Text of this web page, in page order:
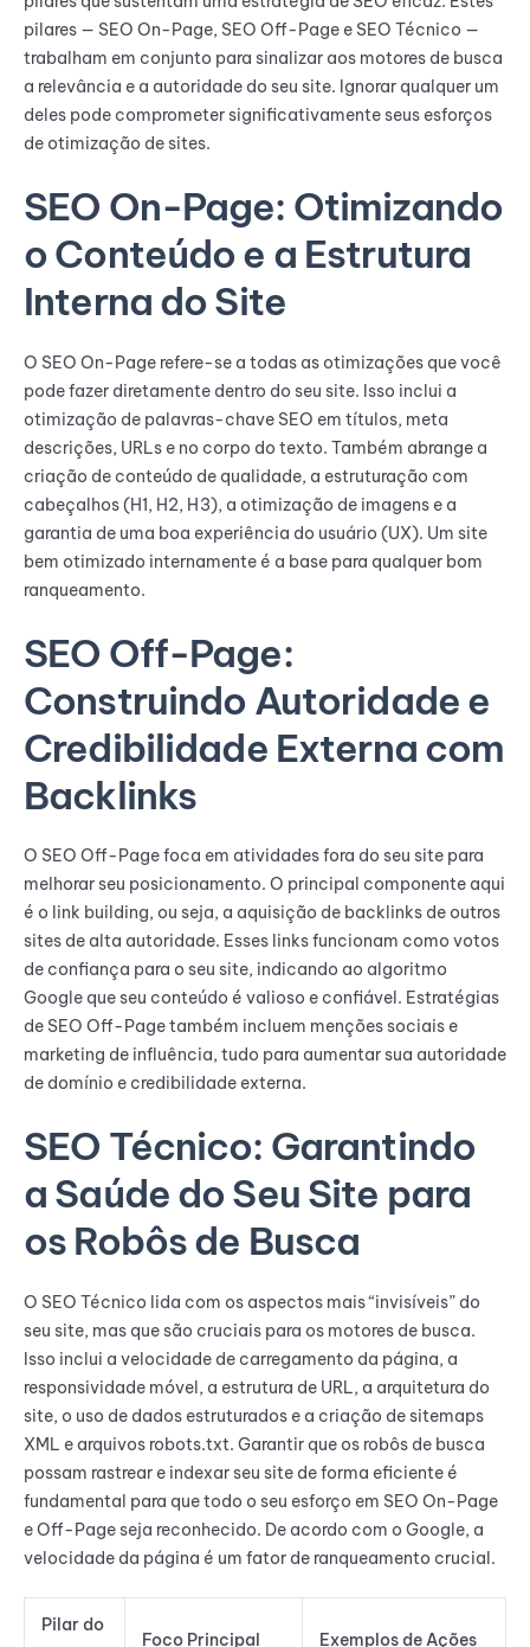
pilares — SEO On-Page, SEO Off-Page e SEO Técnico —
trabalham em conjunto para sinalizar aos motores de busca
a relevância e a autoridade do seu site. Ignorar qualquer um
deles pode comprometer significativamente seus esforços
de otimização de sites.
SEO On-Page: Otimizando
o Conteúdo e a Estrutura
Interna do Site
O SEO On-Page refere-se a todas as otimizações que você
pode fazer diretamente dentro do seu site. Isso inclui a
otimização de palavras-chave SEO em títulos, meta
descrições, URLs e no corpo do texto. Também abrange a
criação de conteúdo de qualidade, a estruturação com
cabeçalhos (H1, H2, H3), a otimização de imagens e a
garantia de uma boa experiência do usuário (UX). Um site
bem otimizado internamente é a base para qualquer bom
ranqueamento.
SEO Off-Page:
Construindo Autoridade e
Credibilidade Externa com
Backlinks
O SEO Off-Page foca em atividades fora do seu site para
melhorar seu posicionamento. O principal componente aqui
é o link building, ou seja, a aquisição de backlinks de outros
sites de alta autoridade. Esses links funcionam como votos
de confiança para o seu site, indicando ao algoritmo
Google que seu conteúdo é valioso e confiável. Estratégias
de SEO Off-Page também incluem menções sociais e
marketing de influência, tudo para aumentar sua autoridade
de domínio e credibilidade externa.
SEO Técnico: Garantindo
a Saúde do Seu Site para
os Robôs de Busca
O SEO Técnico lida com os aspectos mais “invisíveis” do
seu site, mas que são cruciais para os motores de busca.
Isso inclui a velocidade de carregamento da página, a
responsividade móvel, a estrutura de URL, a arquitetura do
site, o uso de dados estruturados e a criação de sitemaps
XML e arquivos robots.txt. Garantir que os robôs de busca
possam rastrear e indexar seu site de forma eficiente é
fundamental para que todo o seu esforço em SEO On-Page
e Off-Page seja reconhecido. De acordo com o Google, a
velocidade da página é um fator de ranqueamento crucial.
Pilar do
Foco Principal Exemplos de Ações